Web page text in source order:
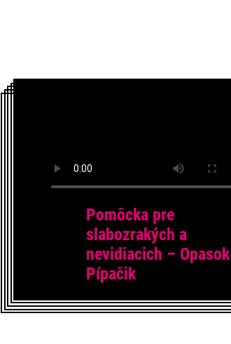
Pomôcka pre
slabozrakých a
nevidiacich – Opasok
Pípačik